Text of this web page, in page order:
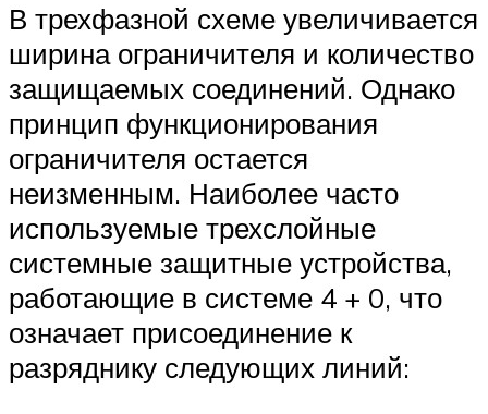
В трехфазной схеме увеличивается
ширина ограничителя и количество
защищаемых соединений. Однако
принцип функционирования
ограничителя остается
неизменным. Наиболее часто
используемые трехслойные
системные защитные устройства,
работающие в системе 4 + 0, что
означает присоединение к
разряднику следующих линий: